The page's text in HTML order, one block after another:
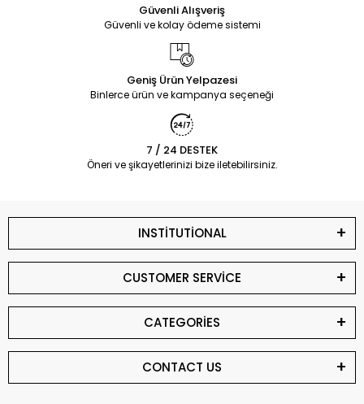
Güvenli Alışveriş
Güvenli ve kolay ödeme sistemi
Geniş Ürün Yelpazesi
Binlerce ürün ve kampanya seçeneği
7 / 24 DESTEK
Öneri ve şikayetlerinizi bize iletebilirsiniz.
INSTİTUTİONAL
CUSTOMER SERVİCE
CATEGORİES
CONTACT US